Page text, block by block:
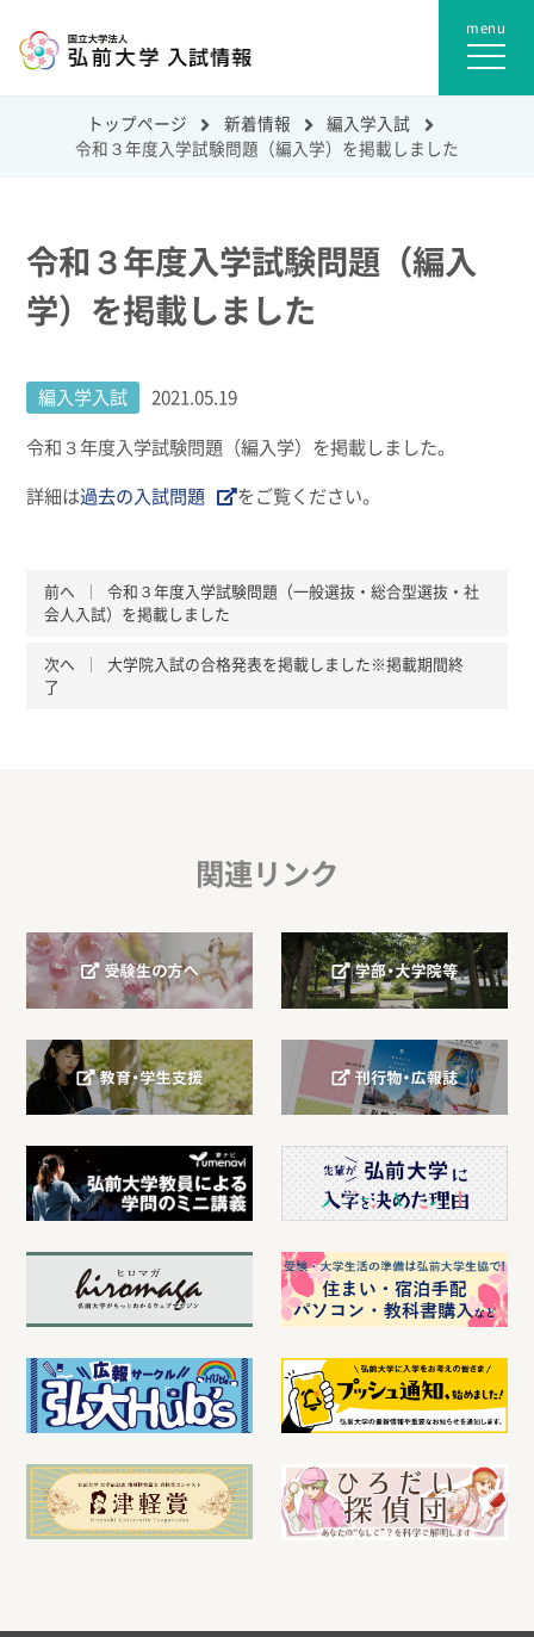
トップページ 新着情報
編入学入試
令和３年度入学試験問題（編入学）を掲載しました
令和３年度入学試験問題（編入
学）を掲載しました
編入学入試 2021.05.19
令和３年度入学試験問題（編入学）を掲載しました。
詳細は過去の入試問題 をご覧ください。
前へ
令和３年度入学試験問題（一般選抜・総合型選抜・社
会人入試）を掲載しました
次へ
大学院入試の合格発表を掲載しました※掲載期間終
了
関連リンク